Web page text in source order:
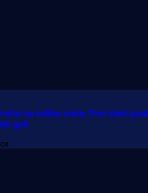
na velika vrata: Prvi start
gol!